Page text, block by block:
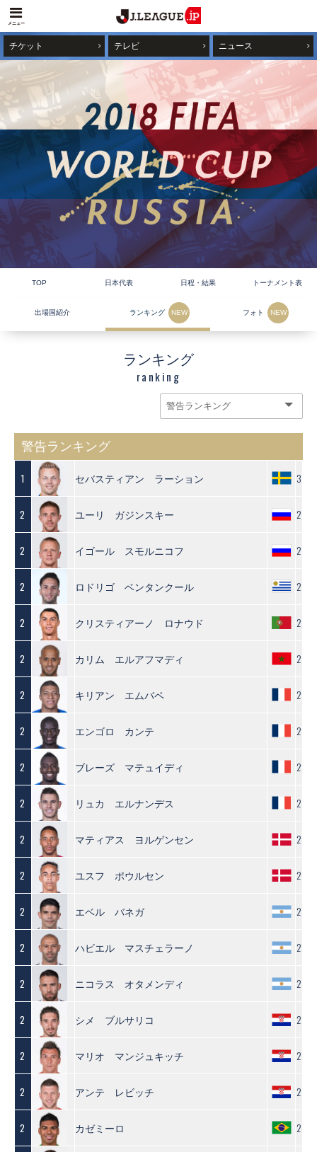
メニュー
チケット テレビ ニュース
TOP 日本代表 日程・結果 トーナメント表
出場国紹介 ランキング NEW フォト NEW
ランキング
ranking
警告ランキング
1 セバスティアン ラーション 3
2 ユーリ ガジンスキー 2
2 イゴール スモルニコフ 2
2 ロドリゴ ベンタンクール 2
2 クリスティアーノ ロナウド 2
2 カリム エルアフマディ 2
2 キリアン エムバペ 2
2 エンゴロ カンテ 2
2 ブレーズ マテュイディ 2
2 リュカ エルナンデス 2
2 マティアス ヨルゲンセン 2
2 ユスフ ポウルセン 2
2 エベル バネガ 2
2 ハビエル マスチェラーノ 2
2 ニコラス オタメンディ 2
2 シメ ブルサリコ 2
2 マリオ マンジュキッチ 2
2 アンテ レビッチ 2
2 カゼミーロ 2